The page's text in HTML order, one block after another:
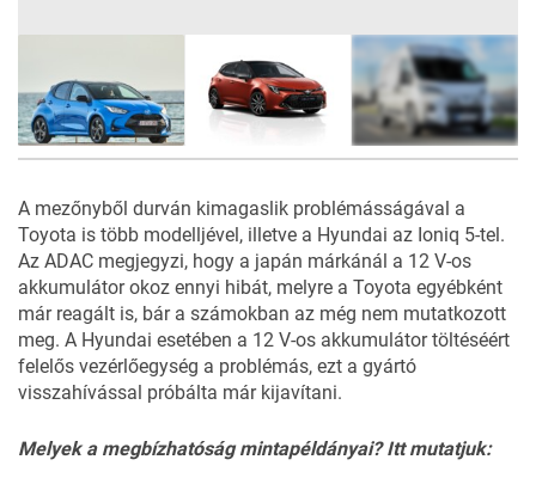
A mezőnyből durván kimagaslik problémásságával a
Toyota is több modelljével, illetve a Hyundai az Ioniq 5-tel.
Az ADAC megjegyzi, hogy a japán márkánál a 12 V-os
akkumulátor okoz ennyi hibát, melyre a Toyota egyébként
már reagált is, bár a számokban az még nem mutatkozott
meg. A Hyundai esetében a 12 V-os akkumulátor töltéséért
felelős vezérlőegység a problémás, ezt a gyártó
visszahívással próbálta már kijavítani.
Melyek a megbízhatóság mintapéldányai?Itt mutatjuk: